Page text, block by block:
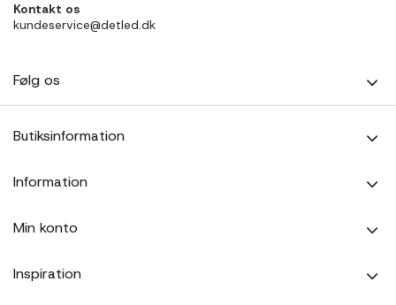
Kontakt os
kundeservice@detled.dk
Følg os
Butiksinformation
Information
Min konto
Inspiration